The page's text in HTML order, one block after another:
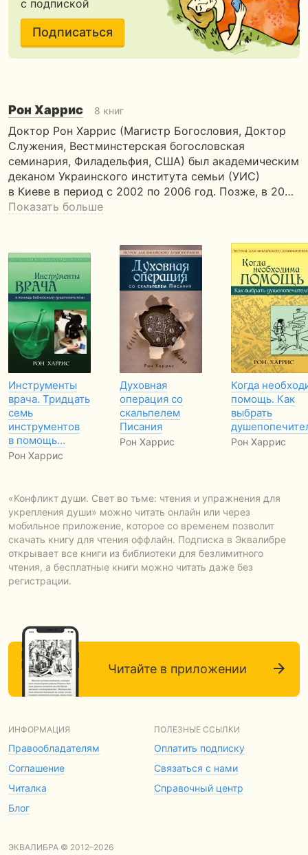
с подпиской
Подписаться
Рон Харрис 8 книг
Доктор Рон Харрис (Магистр Богословия, Доктор
Служения, Вестминстерская богословская
семинария, Филадельфия, США) был академическим
деканом Украинского института семьи (УИС)
в Киеве в период с 2002 по 2006 год. Позже, в 20…
Показать больше
Инструменты
врача. Тридцать
семь
инструментов
в помощь…
Рон Харрис
Духовная
операция со
скальпелем
Писания
Рон Харрис
Когда
помощь. Как
выбрать
Рон Харрис
«Конфликт души. Свет во тьме: чтения и упражнения для
укрепления души» можно читать онлайн или через
мобильное приложение, которое со временем позволит
скачать книгу для чтения оффлайн. Подписка в Эквалибре
открывает все книги из библиотеки для безлимитного
чтения, а бесплатные книги можно читать даже без
регистрации.
Читайте в приложении
ИНФОРМАЦИЯ
Правообладателям
Соглашение
Читалка
Блог
ПОЛЕЗНЫЕ ССЫЛКИ
Оплатить подписку
Связаться с нами
Справочный центр
ЭКВАЛИБРА © 2012–2026